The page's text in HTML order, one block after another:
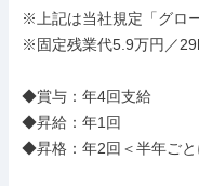
※上記は当社規定「グロ
※固定残業代5.9万円／
◆賞与：年4回支給
◆昇給：年1回
◆昇格：年2回＜半年ごと